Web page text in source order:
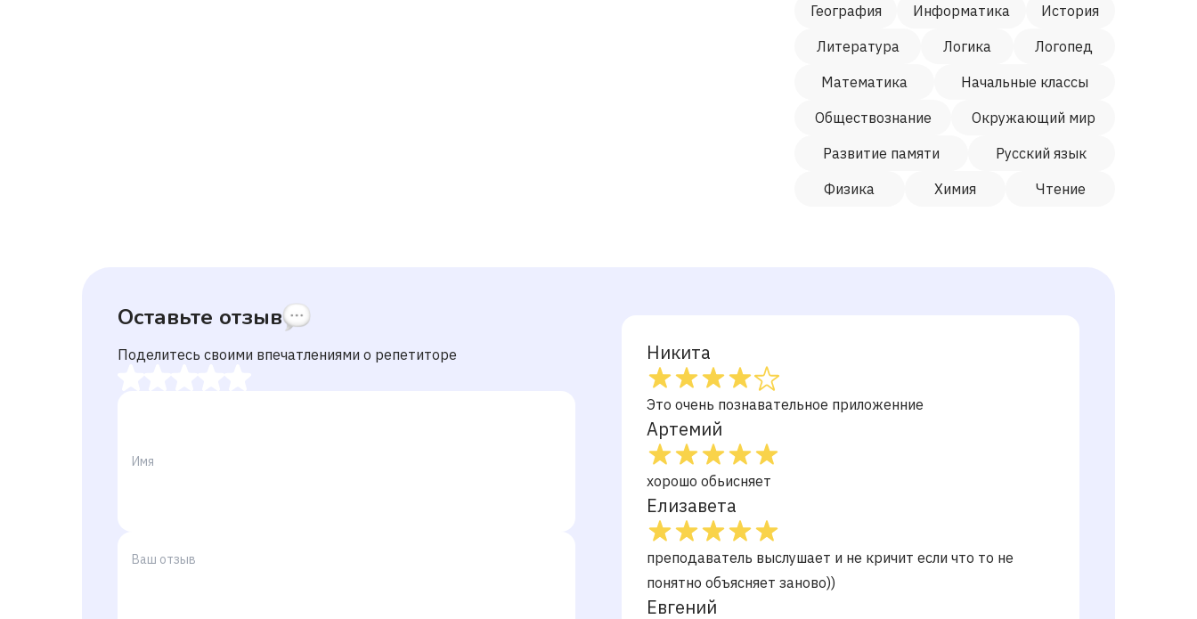
География
Информатика
История
Литература
Логика
Логопед
Математика
Начальные классы
Обществознание
Окружающий мир
Развитие памяти
Русский язык
Физика
Химия Чтение
Оставьте отзыв
Поделитесь своими впечатлениями о репетиторе Никита
Это очень познавательное приложенние
Артемий
хорошо обьисняет
Елизавета
преподаватель выслушает и не кричит если что то не
понятно объясняет заново))
Евгений